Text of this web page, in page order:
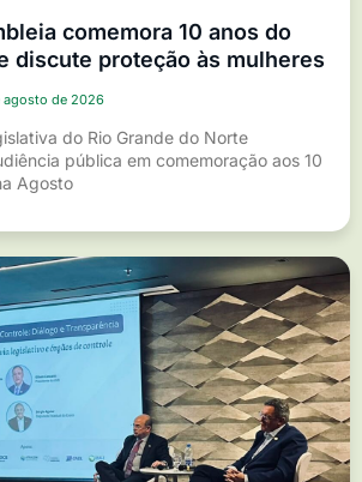
comemora 10 anos do
discute proteção às mulheres
agosto de 2026
do Rio Grande do Norte
pública em comemoração aos 10
Agosto